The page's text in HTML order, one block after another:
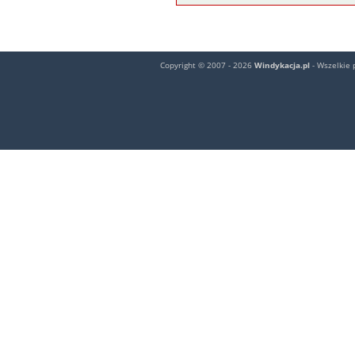
Copyright © 2007 - 2026 Windykacja.pl - Wszelkie